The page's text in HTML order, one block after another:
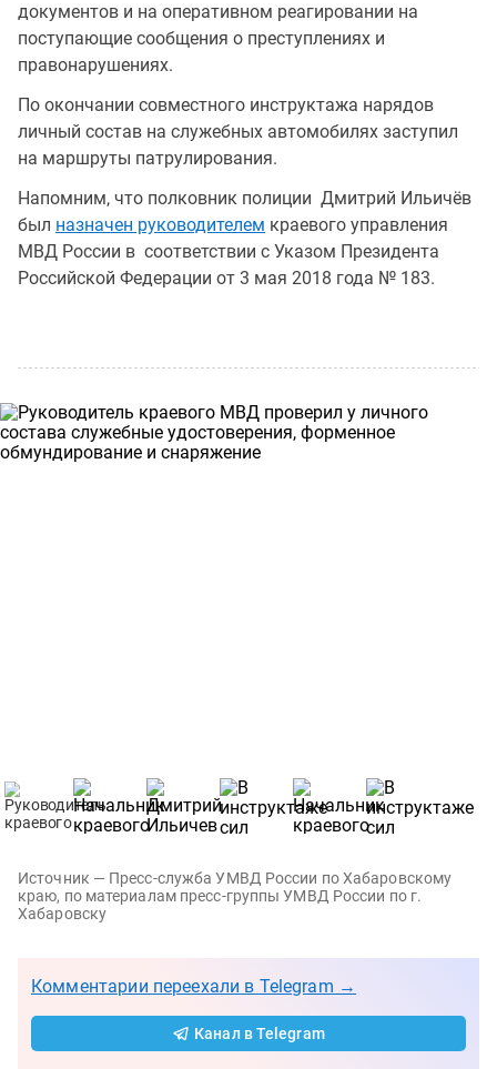
документов и на оперативном реагировании на
поступающие сообщения о преступлениях и
правонарушениях.
По окончании совместного инструктажа нарядов
личный состав на служебных автомобилях заступил
на маршруты патрулирования.
Напомним, что полковник полиции Дмитрий Ильичёв
был назначен руководителем краевого управления
МВД России в соответствии с Указом Президента
Российской Федерации от 3 мая 2018 года № 183.
Источник — Пресс-служба УМВД России по Хабаровскому
краю, по материалам пресс-группы УМВД России по г.
Хабаровску
Комментарии переехали в Telegram →
Канал в Telegram